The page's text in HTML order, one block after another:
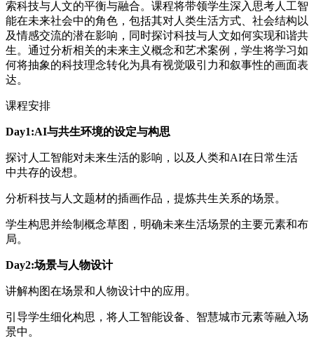
索科技与人文的平衡与融合。课程将带领学生深入思考人工智
能在未来社会中的角色，包括其对人类生活方式、社会结构以
及情感交流的潜在影响，同时探讨科技与人文如何实现和谐共
生。通过分析相关的未来主义概念和艺术案例，学生将学习如
何将抽象的科技理念转化为具有视觉吸引力和叙事性的画面表
达。
课程安排
Day1:AI与共生环境的设定与构思
探讨人工智能对未来生活的影响，以及人类和AI在日常生活
中共存的设想。
分析科技与人文题材的插画作品，提炼共生关系的场景。
学生构思并绘制概念草图，明确未来生活场景的主要元素和布
局。
Day2:场景与人物设计
讲解构图在场景和人物设计中的应用。
引导学生细化构思，将人工智能设备、智慧城市元素等融入场
景中。